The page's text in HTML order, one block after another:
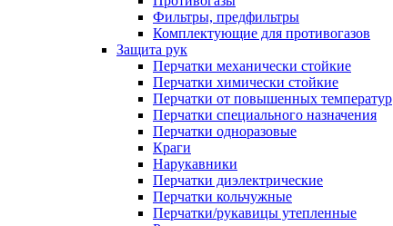
Фильтры, предфильтры
Комплектующие для противогазов
Защита рук
Перчатки механически стойкие
Перчатки химически стойкие
Перчатки от повышенных температур
Перчатки специального назначения
Перчатки одноразовые
Краги
Нарукавники
Перчатки диэлектрические
Перчатки кольчужные
Перчатки/рукавицы утепленные